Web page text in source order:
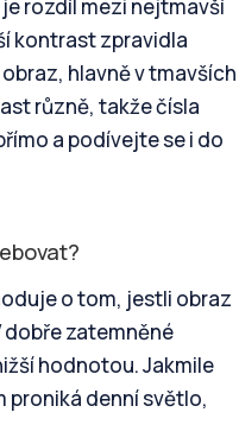
rozdíl mezi nejtmavší
kontrast zpravidla
hlavně v tmavších
různě, takže čísla
a podívejte se i do
o tom, jestli obraz
dobře zatemněné
hodnotou. Jakmile
proniká denní světlo,